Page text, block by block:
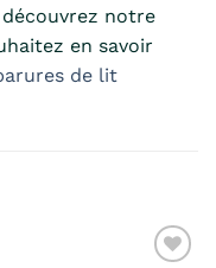
notre
en savoir
de lit